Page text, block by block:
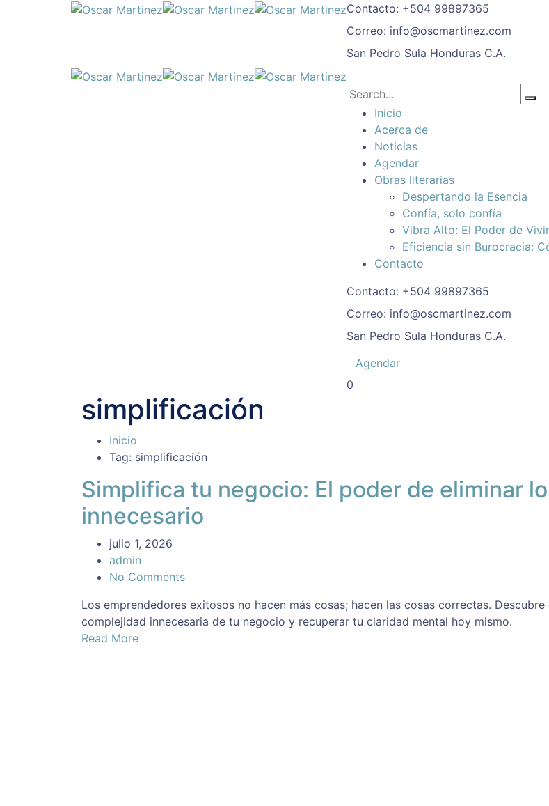
Contacto: +504 99897365
Correo: info@oscmartinez.com
San Pedro Sula Honduras C.A.
Inicio
Acerca de
Noticias
Agendar
Obras literarias
Despertando la Esencia
Confía, solo confía
Vibra Alto: El Poder de
Eficiencia sin Burocracia:
Contacto
Contacto: +504 99897365
Correo: info@oscmartinez.com
San Pedro Sula Honduras C.A.
Agendar
0
simplificación
Inicio
Tag: simplificación
Simplifica tu negocio: El poder de eliminar lo
innecesario
julio 1, 2026
admin
No Comments
Los emprendedores exitosos no hacen más cosas; hacen las cosas correctas.
complejidad innecesaria de tu negocio y recuperar tu claridad mental hoy mismo.
Read More